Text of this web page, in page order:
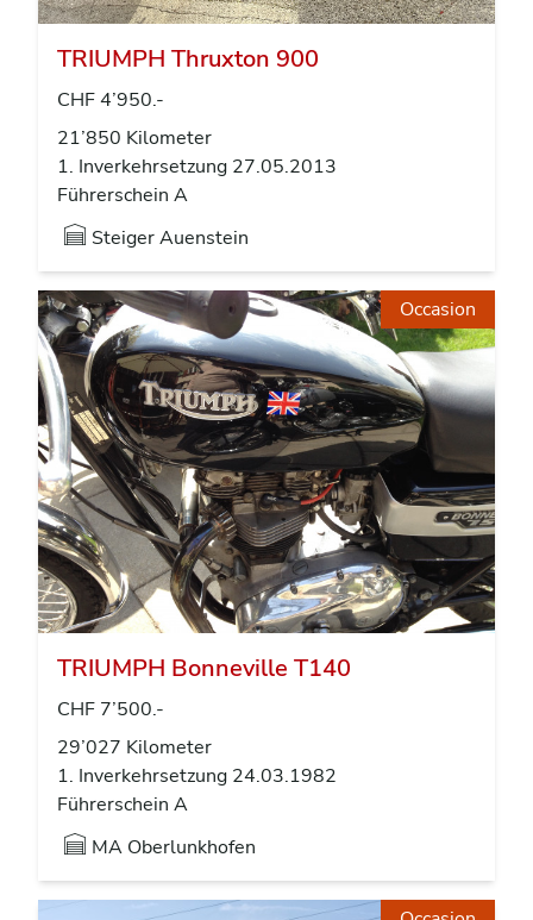
TRIUMPH Thruxton 900
CHF 4’950.-
21’850 Kilometer
1. Inverkehrsetzung 27.05.2013
Führerschein A
SteigerAuenstein
Occasion
TRIUMPH Bonneville T140
CHF 7’500.-
29’027 Kilometer
1. Inverkehrsetzung 24.03.1982
Führerschein A
MA Oberlunkhofen